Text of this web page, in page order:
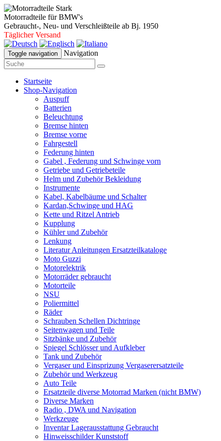
Motorradteile für BMW's
Gebraucht-, Neu- und Verschleißteile ab Bj. 1950
Täglicher Versand
Toggle navigation Navigation
Startseite
Shop-Navigation
Auspuff
Batterien
Beleuchtung
Bremse hinten
Bremse vorne
Fahrgestell
Federung hinten
Gabel , Federung und Schwinge vorn
Getriebe und Getriebeteile
Helm und Zubehör Bekleidung
Instrumente
Kabel, Kabelbäume und Schalter
Kardan,Schwinge und HAG
Kette und Ritzel Antrieb
Kupplung
Kühler und Zubehör
Lenkung
Literatur Anleitungen Ersatzteilkataloge
Moto Guzzi
Motorelektrik
Motorräder gebraucht
Motorteile
NSU
Poliermittel
Räder
Schrauben Schellen Dichtringe
Seitenwagen und Teile
Sitzbänke und Zubehör
Spiegel Schlösser und Aufkleber
Tank und Zubehör
Vergaser und Einsprizung Vergaserersatzteile
Zubehör und Werkzeug
Auto Teile
Ersatzteile diverse Motorrad Marken (nicht BMW)
Diverse Marken
Radio , DWA und Navigation
Werkzeuge
Inventar Lagerausstattung Gebraucht
Hinweisschilder Kunststoff